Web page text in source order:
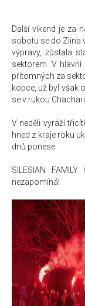
Další víkend je za
sobotu se do Zlína
výpravy, zůstala
sektorem. V
přítomných za
kopce, už byl však
se v rukou
V neděli vyráží
hned z kraje roku
dnů ponese.
SILESIAN
nezapomíná!